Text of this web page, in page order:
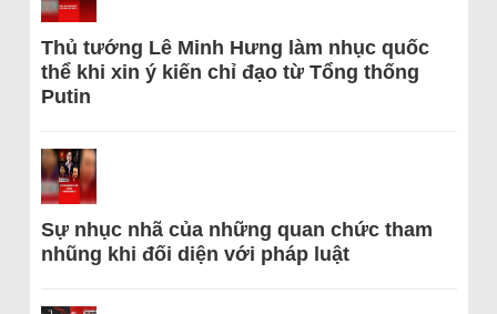
Thủ tướng Lê Minh Hưng làm nhục quốc
thể khi xin ý kiến chỉ đạo từ Tổng thống
Putin
Sự nhục nhã của những quan chức tham
nhũng khi đối diện với pháp luật